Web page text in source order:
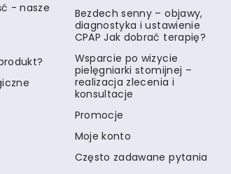
- nasze
Bezdech senny – objawy,
diagnostyka i ustawienie
CPAP Jak dobrać terapię?
Wsparcie po wizycie
pielęgniarki stomijnej –
realizacja zlecenia i
konsultacje
Promocje
Moje konto
Często zadawane pytania